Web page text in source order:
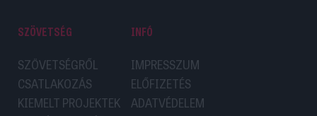
SZÖVETSÉG
SZÖVETSÉGRŐL
CSATLAKOZÁS
KIEMELT PROJEKTEK
INFÓ
IMPRESSZUM
ELŐFIZETÉS
ADATVÉDELEM